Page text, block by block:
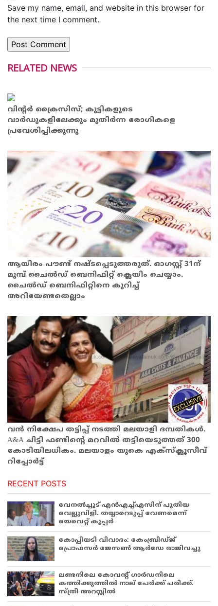
Save my name, email, and website in this browser for
the next time I comment.
RELATED NEWS
വിന്റര്‍ ക്രൈസിസ്; കുട്ടികളുടെ
വാര്‍ഡുകളിലേക്കും മുതിര്‍ന്ന രോഗികളെ
പ്രവേശിപ്പിക്കുന്നു
ആയിരം പൗണ്ട് നഷ്ടപ്പെടുത്തരുത്. ഓഗസ്റ്റ് 31ന്
മുമ്പ് ചൈൽഡ് ബെനിഫിറ്റ് ക്ലെയിം ചെയ്യാം.
ചൈൽഡ് ബെനിഫിറ്റിനെ കുറിച്ച്
അറിയേണ്ടതെല്ലാം
വൻ നിക്ഷേപ തട്ടിപ്പ് നടത്തി മലയാളി ദമ്പതികൾ.
A&A ചിട്ടി ഫണ്ടിന്റെ മറവിൽ തട്ടിയെടുത്തത് 300
കോടിയിലധികം. മലയാളം യുകെ എക്സ്ക്ലൂസീവ്
റിപ്പോർട്ട്
RECENT POSTS
വേനൽച്ചൂട് എൻഎച്ച്എസിന് പുതിയ
വെല്ലുവിളി. തയ്യാറെടുപ്പ് വേണമെന്ന്
യെവെറ്റ് കൂപ്പർ
കോപ്പിയടി വിവാദം: കേംബ്രിഡ്ജ്
പ്രൊഫസർ ജേസൺ ആർഡേ രാജിവച്ചു
ലണ്ടനിലെ കോവന്റ് ഗാർഡനിലെ
കത്തിക്കുത്തിൽ നാല് പേർക്ക് പരിക്ക്.
സ്ത്രീ അറസ്റ്റിൽ